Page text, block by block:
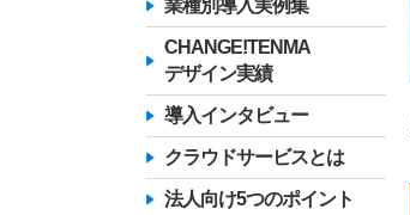
業種別導入実例集
CHANGE!TENMA
デザイン実績
導入インタビュー
クラウドサービスとは
法人向け5つのポイント